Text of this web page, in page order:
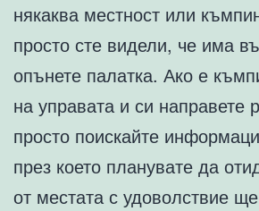
някаква местност или
просто сте видели, че има
опънете палатка. Ако е
на управата и си направете
просто поискайте
през което планувате да
от местата с удоволствие